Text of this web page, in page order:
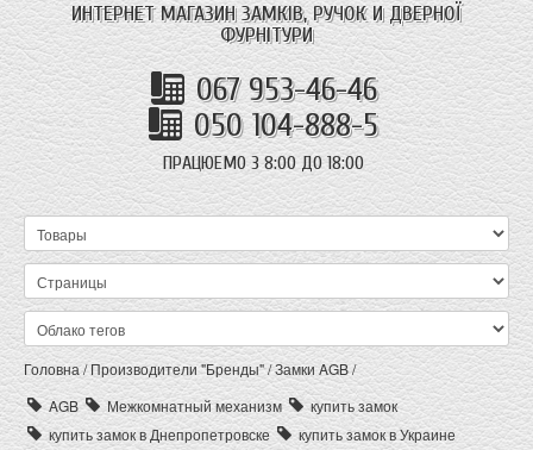
ИНТЕРНЕТ МАГАЗИН ЗАМКІВ, РУЧОК И ДВЕРНОЇ
ФУРНІТУРИ
067 953-46-46
050 104-888-5
ПРАЦЮЕМО З 8:00 ДО 18:00
Головна/Производители "Бренды"/Замки AGB/
AGB
Межкомнатный механизм
купить замок
купить замок в Днепропетровске
купить замок в Украине